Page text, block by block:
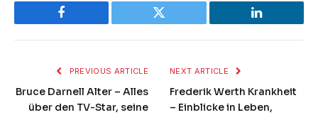
Facebook Twitter LinkedIn
PREVIOUS ARTICLE
Bruce Darnell Alter – Alles
über den TV-Star, seine
NEXT ARTICLE
Frederik Werth Krankheit
– Einblicke in Leben,